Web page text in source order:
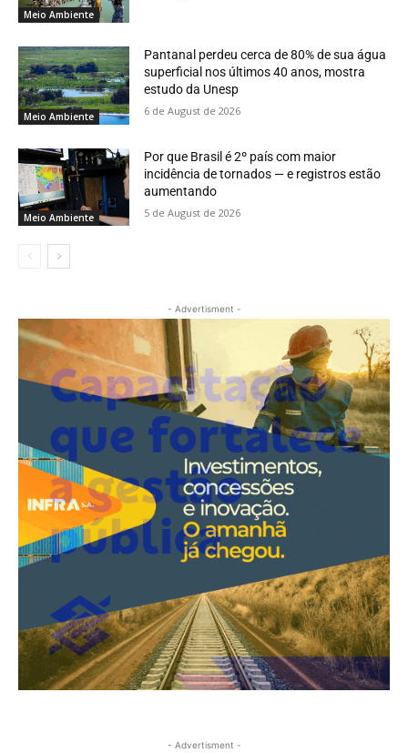
Meio Ambiente
Meio Ambiente
Pantanal perdeu cerca de 80% de sua água
superficial nos últimos 40 anos, mostra
estudo da Unesp
6 de August de 2026
Meio Ambiente
Por que Brasil é 2º país com maior
incidência de tornados — e registros estão
aumentando
5 de August de 2026
- Advertisment -
- Advertisment -